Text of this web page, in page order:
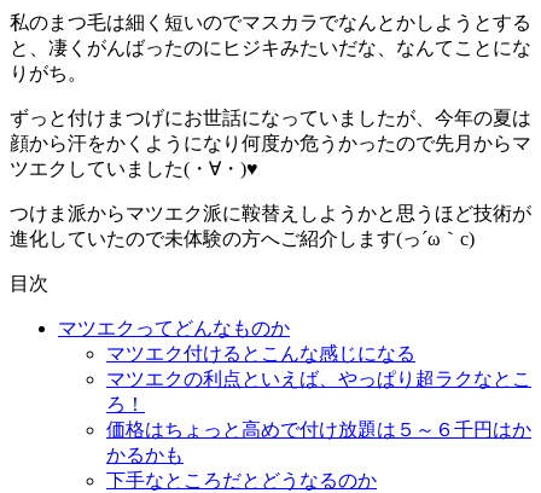
私のまつ毛は細く短いのでマスカラでなんとかしようとする
と、凄くがんばったのにヒジキみたいだな、なんてことにな
りがち。
ずっと付けまつげにお世話になっていましたが、今年の夏は
顔から汗をかくようになり何度か危うかったので先月からマ
ツエクしていました(・∀・)♥
つけま派からマツエク派に鞍替えしようかと思うほど技術が
進化していたので未体験の方へご紹介します(っ´ω｀c)
目次
マツエクってどんなものか
マツエク付けるとこんな感じになる
マツエクの利点といえば、やっぱり超ラクなとこ
ろ！
価格はちょっと高めで付け放題は５～６千円はか
かるかも
下手なところだとどうなるのか